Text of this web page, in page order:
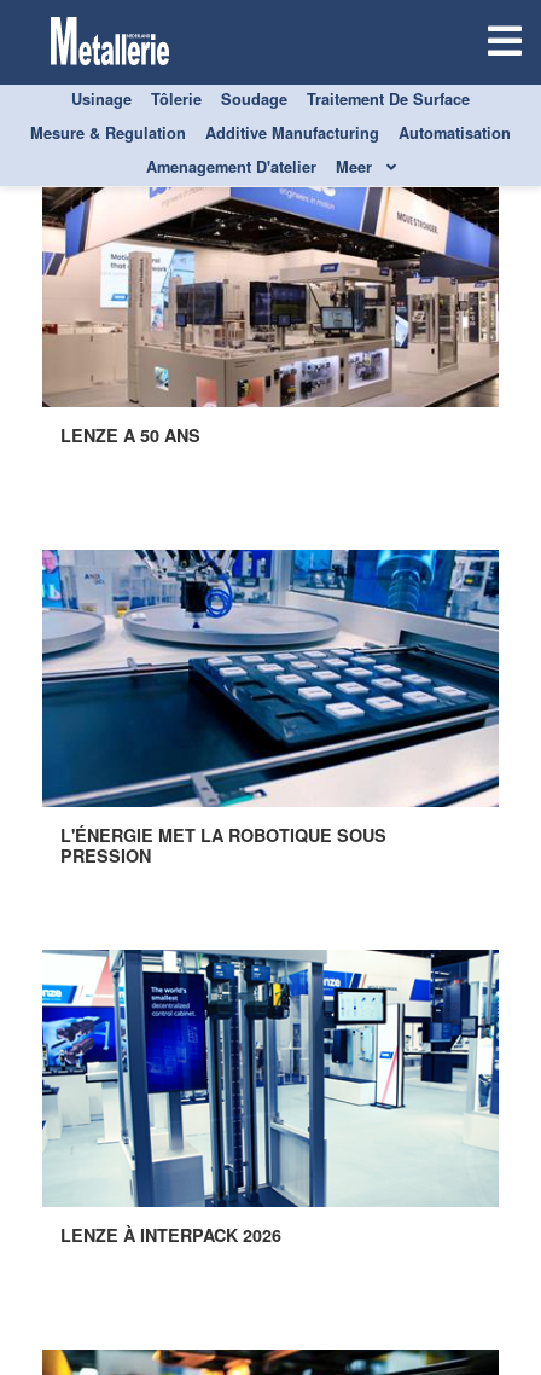
Usinage Tôlerie Soudage
Traitement De Surface
Mesure & Regulation
Additive Manufacturing
Automatisation
Amenagement D'atelier
Meer
LENZE A 50 ANS
L'ÉNERGIE MET LA ROBOTIQUE SOUS
PRESSION
LENZE À INTERPACK 2026